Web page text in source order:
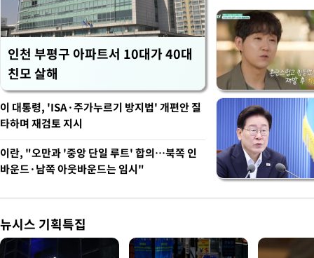
인천 부평구 아파트서 10대가 40대
친모 살해
이 대통령, 'ISA·주가누르기 방지법' 개편안 질
타하며 재검토 지시
이란, "오만과 '중앙 단일 루트' 합의…북쪽 인
바운드·남쪽 아웃바운드는 임시"
뉴시스 기획특집